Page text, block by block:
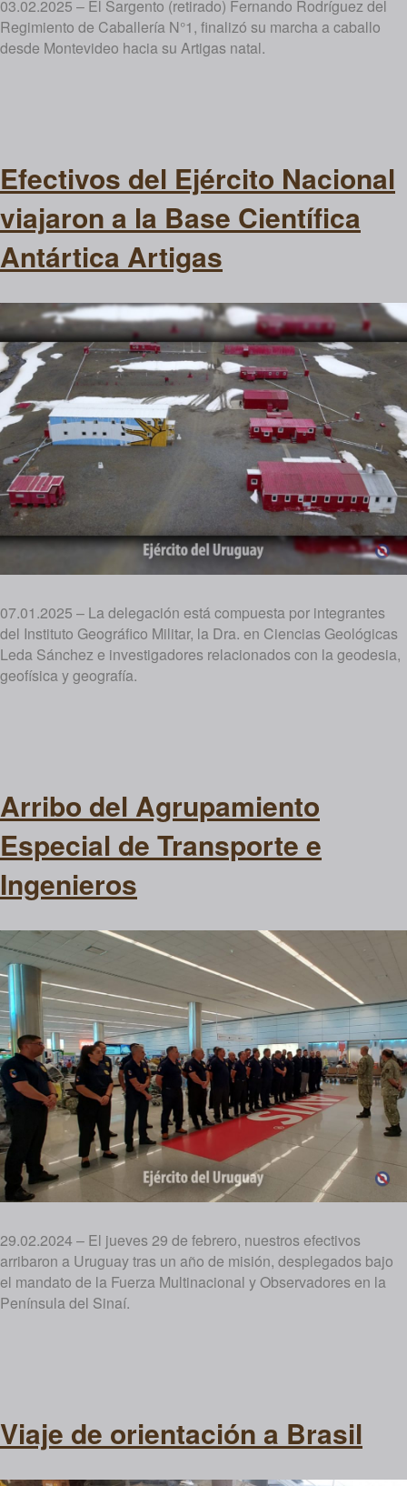
03.02.2025 – El Sargento (retirado) Fernando Rodríguez del
Regimiento de Caballería N°1, finalizó su marcha a caballo
desde Montevideo hacia su Artigas natal.
Efectivos del Ejército Nacional
viajaron a la Base Científica
Antártica Artigas
07.01.2025 – La delegación está compuesta por integrantes
del Instituto Geográfico Militar, la Dra. en Ciencias Geológicas
Leda Sánchez e investigadores relacionados con la geodesia,
geofísica y geografía.
Arribo del Agrupamiento
Especial de Transporte e
Ingenieros
29.02.2024 – El jueves 29 de febrero, nuestros efectivos
arribaron a Uruguay tras un año de misión, desplegados bajo
el mandato de la Fuerza Multinacional y Observadores en la
Península del Sinaí.
Viaje de orientación a Brasil